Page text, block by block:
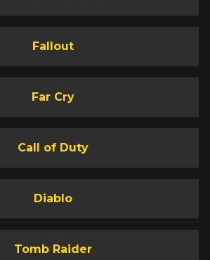
Fallout
Far Cry
Call of Duty
Diablo
Tomb Raider